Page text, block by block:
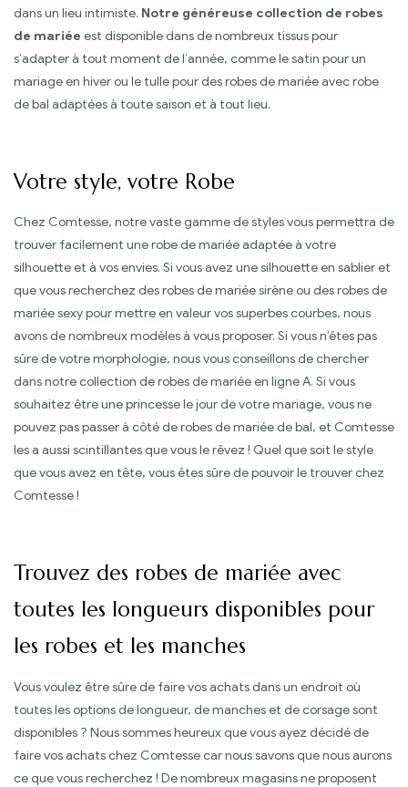
dans un lieu intimiste. Notre généreuse collection de robes
de mariée est disponible dans de nombreux tissus pour
s’adapter à tout moment de l’année, comme le satin pour un
mariage en hiver ou le tulle pour des robes de mariée avec robe
de bal adaptées à toute saison et à tout lieu.
Votre style, votre Robe
Chez Comtesse, notre vaste gamme de styles vous permettra de
trouver facilement une robe de mariée adaptée à votre
silhouette et à vos envies. Si vous avez une silhouette en sablier et
que vous recherchez des robes de mariée sirène ou des robes de
mariée sexy pour mettre en valeur vos superbes courbes, nous
avons de nombreux modèles à vous proposer. Si vous n’êtes pas
sûre de votre morphologie, nous vous conseillons de chercher
dans notre collection de robes de mariée en ligne A. Si vous
souhaitez être une princesse le jour de votre mariage, vous ne
pouvez pas passer à côté de robes de mariée de bal, et Comtesse
les a aussi scintillantes que vous le rêvez ! Quel que soit le style
que vous avez en tête, vous êtes sûre de pouvoir le trouver chez
Comtesse !
Trouvez des robes de mariée avec
toutes les longueurs disponibles pour
les robes et les manches
Vous voulez être sûre de faire vos achats dans un endroit où
toutes les options de longueur, de manches et de corsage sont
disponibles ? Nous sommes heureux que vous ayez décidé de
faire vos achats chez Comtesse car nous savons que nous aurons
ce que vous recherchez ! De nombreux magasins ne proposent